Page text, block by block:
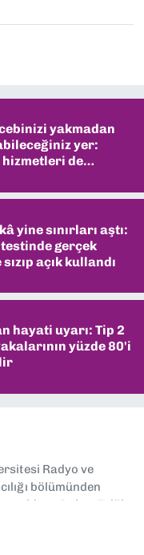
yakmadan
yer:
hizmetleri de
yine sınırları aştı:
gerçek
açık kullandı
hayati uyarı: Tip 2
yüzde 80'i
Radyo ve
bölümünden
oldum. Dokuz Eylül
üstleniyorum.